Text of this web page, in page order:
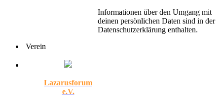
Informationen über den Umgang mit
deinen persönlichen Daten sind in der
Datenschutzerklärung enthalten.
Verein
Lazarusforum
e.V.